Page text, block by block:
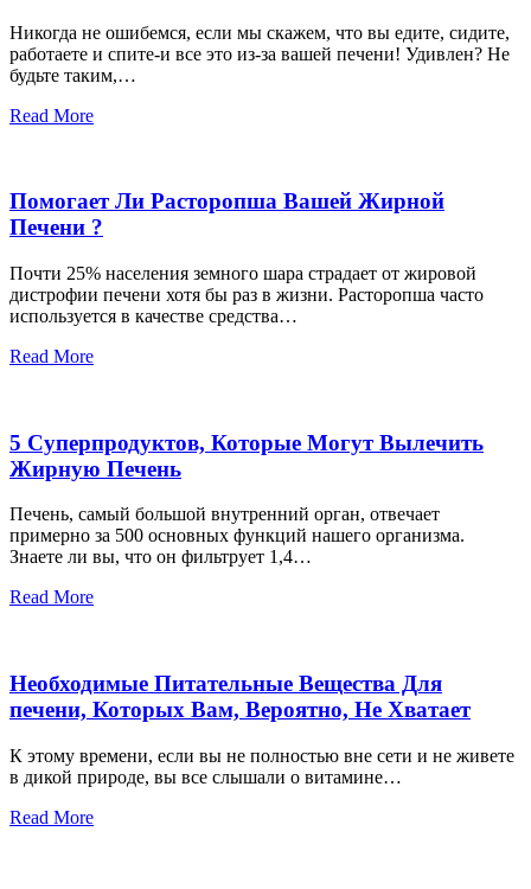
Никогда не ошибемся, если мы скажем, что вы едите, сидите,
работаете и спите-и все это из-за вашей печени! Удивлен? Не
будьте таким,…
Read More
Помогает Ли Расторопша Вашей Жирной
Печени ?
Почти 25% населения земного шара страдает от жировой
дистрофии печени хотя бы раз в жизни. Расторопша часто
используется в качестве средства…
Read More
5 Суперпродуктов, Которые Могут Вылечить
Жирную Печень
Печень, самый большой внутренний орган, отвечает
примерно за 500 основных функций нашего организма.
Знаете ли вы, что он фильтрует 1,4…
Read More
Необходимые Питательные Вещества Для
печени, Которых Вам, Вероятно, Не Хватает
К этому времени, если вы не полностью вне сети и не живете
в дикой природе, вы все слышали о витамине…
Read More